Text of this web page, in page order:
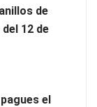
rescate’: el
de
12 de
el